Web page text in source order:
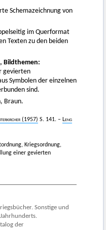
Schemazeichnung von
im Querformat
Texten zu den beiden
Bildthemen:
gevierten
Symbolen der einzelnen
sind.
Braun.
(1957) S. 141. – Leng
Kriegsordnung,
einer gevierten
Sonstige und
der